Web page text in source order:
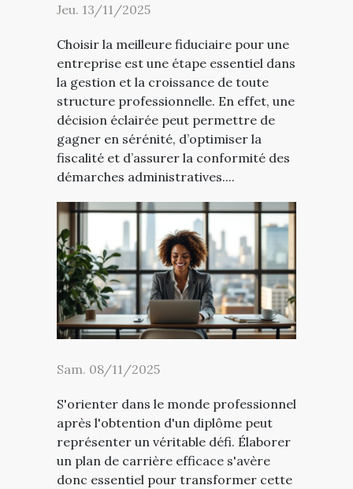
Jeu. 13/11/2025
Choisir la meilleure fiduciaire pour une
entreprise est une étape essentiel dans
la gestion et la croissance de toute
structure professionnelle. En effet, une
décision éclairée peut permettre de
gagner en sérénité, d’optimiser la
fiscalité et d’assurer la conformité des
démarches administratives....
Sam. 08/11/2025
S'orienter dans le monde professionnel
après l'obtention d'un diplôme peut
représenter un véritable défi. Élaborer
un plan de carrière efficace s'avère
donc essentiel pour transformer cette